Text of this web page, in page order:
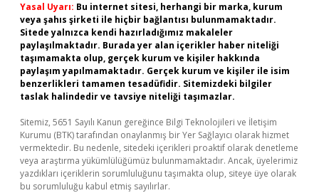
Yasal Uyarı: Bu internet sitesi, herhangi bir marka, kurum
veya şahıs şirketi ile hiçbir bağlantısı bulunmamaktadır.
Sitede yalnızca kendi hazırladığımız makaleler
paylaşılmaktadır. Burada yer alan içerikler haber niteliği
taşımamakta olup, gerçek kurum ve kişiler hakkında
paylaşım yapılmamaktadır. Gerçek kurum ve kişiler ile isim
benzerlikleri tamamen tesadüfidir. Sitemizdeki bilgiler
taslak halindedir ve tavsiye niteliği taşımazlar.
Sitemiz, 5651 Sayılı Kanun gereğince Bilgi Teknolojileri ve İletişim
Kurumu (BTK) tarafından onaylanmış bir Yer Sağlayıcı olarak hizmet
vermektedir. Bu nedenle, sitedeki içerikleri proaktif olarak denetleme
veya araştırma yükümlülüğümüz bulunmamaktadır. Ancak, üyelerimiz
yazdıkları içeriklerin sorumluluğunu taşımakta olup, siteye üye olarak
bu sorumluluğu kabul etmiş sayılırlar.